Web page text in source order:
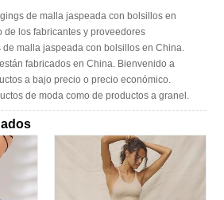
de malla jaspeada con bolsillos en
de los fabricantes y proveedores
malla jaspeada con bolsillos en China.
fabricados en China. Bienvenido a
a bajo precio o precio económico.
de moda como de productos a granel.